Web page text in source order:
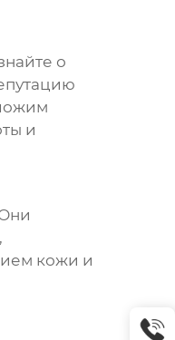
о
и
кожи и